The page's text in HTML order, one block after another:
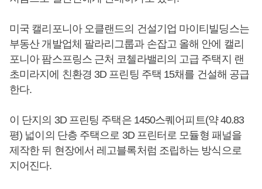
미국 캘리포니아 오클랜드의 건설기업 마이티빌딩스는
부동산 개발업체 팔라리그룹과 손잡고 올해 안에 캘리
포니아 팜스프링스 근처 코첼라밸리의 고급 주택지 랜
초미라지에 친환경 3D 프린팅 주택 15채를 건설해 공급
한다.
이 단지의 3D 프린팅 주택은 1450스퀘어피트(약 40.83
평) 넓이의 단층 주택으로 3D 프린터로 모듈형 패널을
제작한 뒤 현장에서 레고블록처럼 조립하는 방식으로
지어진다.